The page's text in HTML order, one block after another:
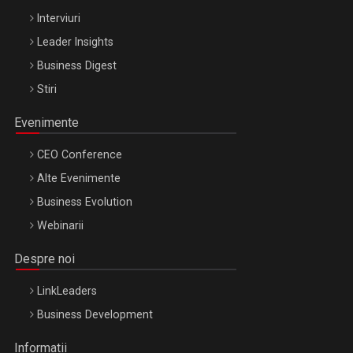
Interviuri
Leader Insights
Business Digest
Stiri
Evenimente
CEO Conference
Alte Evenimente
Business Evolution
Webinarii
Despre noi
LinkLeaders
Business Development
Informatii